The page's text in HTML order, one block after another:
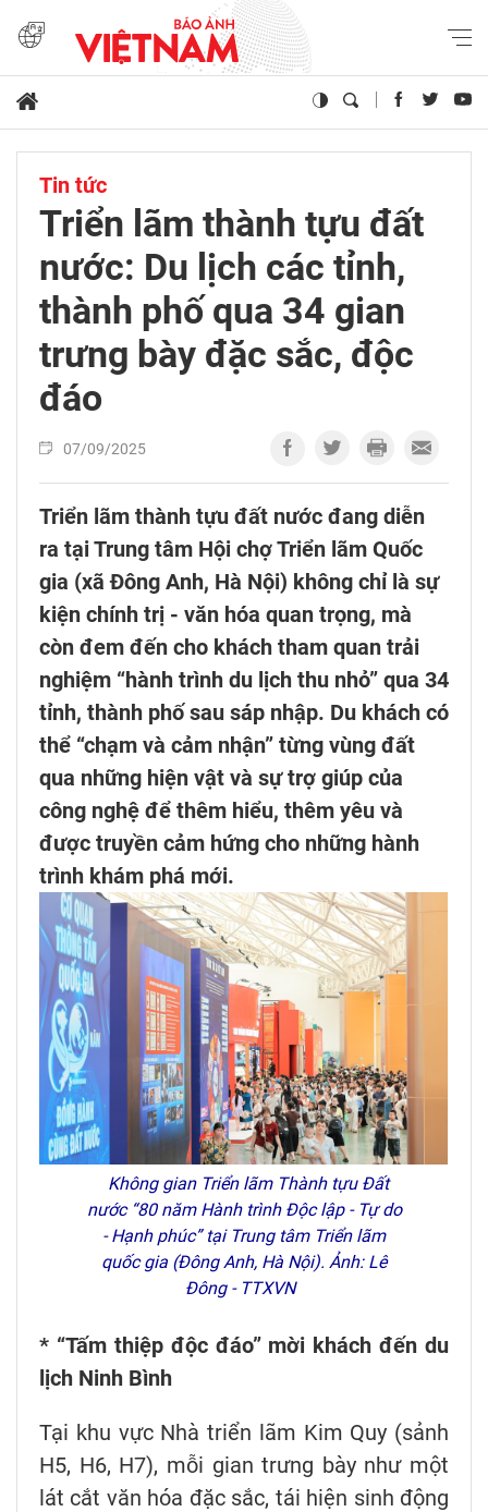
Tin tức
Triển lãm thành tựu đất
nước: Du lịch các tỉnh,
thành phố qua 34 gian
trưng bày đặc sắc, độc
đáo
07/09/2025
Triển lãm thành tựu đất nước đang diễn
ra tại Trung tâm Hội chợ Triển lãm Quốc
gia (xã Đông Anh, Hà Nội) không chỉ là sự
kiện chính trị - văn hóa quan trọng, mà
còn đem đến cho khách tham quan trải
nghiệm “hành trình du lịch thu nhỏ” qua 34
tỉnh, thành phố sau sáp nhập. Du khách có
thể “chạm và cảm nhận” từng vùng đất
qua những hiện vật và sự trợ giúp của
công nghệ để thêm hiểu, thêm yêu và
được truyền cảm hứng cho những hành
trình khám phá mới.
Không gian Triển lãm Thành tựu Đất
nước “80 năm Hành trình Độc lập - Tự do
- Hạnh phúc” tại Trung tâm Triển lãm
quốc gia (Đông Anh, Hà Nội). Ảnh: Lê
Đông - TTXVN
* “Tấm thiệp độc đáo” mời khách đến du
lịch Ninh Bình
Tại khu vực Nhà triển lãm Kim Quy (sảnh
H5, H6, H7), mỗi gian trưng bày như một
lát cắt văn hóa đặc sắc, tái hiện sinh động